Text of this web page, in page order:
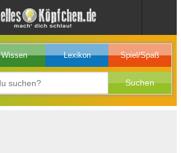
Wissen Lexikon Spiel/Spaß